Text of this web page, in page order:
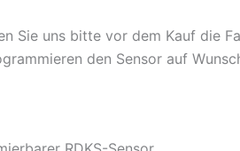
Sie uns bitte vor dem Kauf die
den Sensor auf